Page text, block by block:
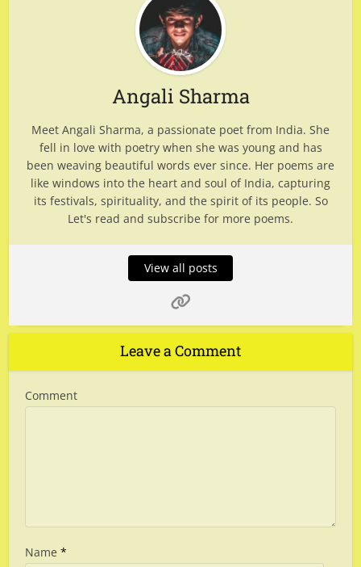
Angali Sharma
Meet Angali Sharma, a passionate poet from India. She
fell in love with poetry when she was young and has
been weaving beautiful words ever since. Her poems are
like windows into the heart and soul of India, capturing
its festivals, spirituality, and the spirit of its people. So
Let's read and subscribe for more poems.
View all posts
Leave a Comment
Comment
Name*